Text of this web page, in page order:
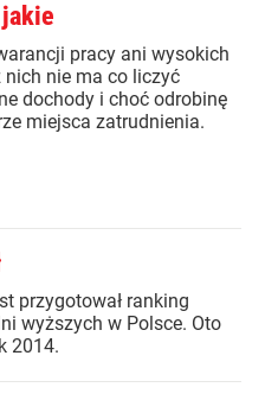
pracy ani wysokich
nich nie ma co liczyć
dochody i choć odrobinę
miejsca zatrudnienia.
przygotował ranking
wyższych w Polsce. Oto
2014.